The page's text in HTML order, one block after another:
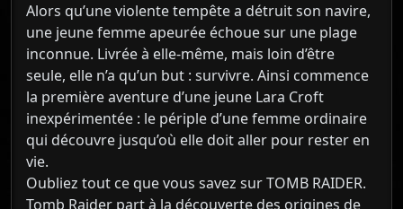
Alors qu’une violente tempête a détruit son navire,
une jeune femme apeurée échoue sur une plage
inconnue. Livrée à elle-même, mais loin d’être
seule, elle n’a qu’un but : survivre. Ainsi commence
la première aventure d’une jeune Lara Croft
inexpérimentée : le périple d’une femme ordinaire
qui découvre jusqu’où elle doit aller pour rester en
vie.
Oubliez tout ce que vous savez sur TOMB RAIDER.
Tomb Raider part à la découverte des origines de